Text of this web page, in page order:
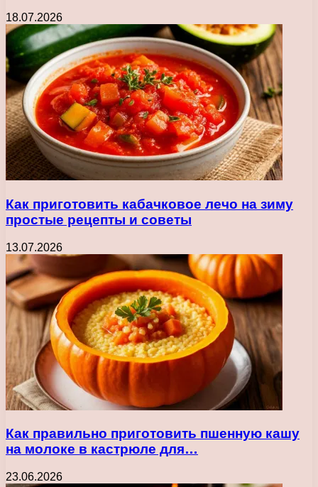
18.07.2026
Как приготовить кабачковое лечо на зиму
простые рецепты и советы
13.07.2026
Как правильно приготовить пшенную кашу
на молоке в кастрюле для…
23.06.2026